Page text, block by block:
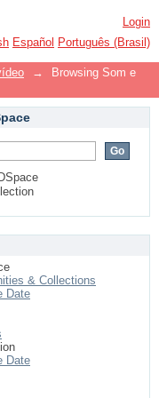
Login
Español Português (Brasil)
→
Browsing Som e
& Collections
Date
Date